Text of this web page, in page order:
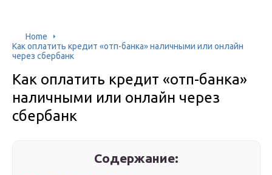
Home
Как оплатить кредит «отп-банка» наличными или онлайн
через сбербанк
Как оплатить кредит «отп-банка»
наличными или онлайн через
сбербанк
Содержание: